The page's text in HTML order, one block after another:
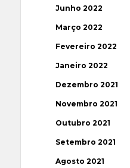
Junho 2022
Março 2022
Fevereiro 2022
Janeiro 2022
Dezembro 2021
Novembro 2021
Outubro 2021
Setembro 2021
Agosto 2021